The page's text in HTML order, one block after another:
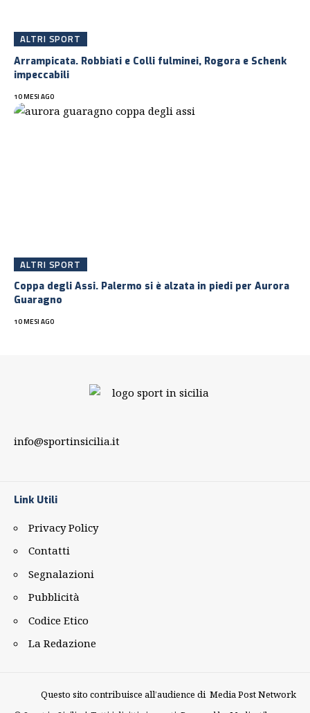
ALTRI SPORT
Arrampicata. Robbiati e Colli fulminei, Rogora e Schenk
impeccabili
10 MESI AGO
ALTRI SPORT
Coppa degli Assi. Palermo si è alzata in piedi per Aurora
Guaragno
10 MESI AGO
info@sportinsicilia.it
Link Utili
Privacy Policy
Contatti
Segnalazioni
Pubblicità
Codice Etico
La Redazione
Questo sito contribuisce all’audience di Media Post Network